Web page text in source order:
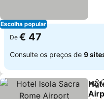
Escolha popular
De € 47
Consulte os preços de 9